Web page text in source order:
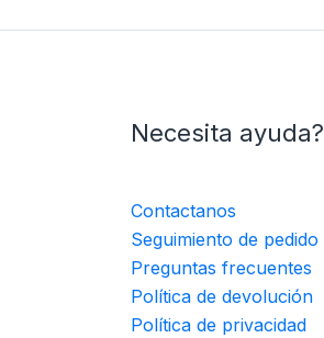
Necesita ayuda?
Contactanos
Seguimiento de pedido
Preguntas frecuentes
Política de devolución
Política de privacidad